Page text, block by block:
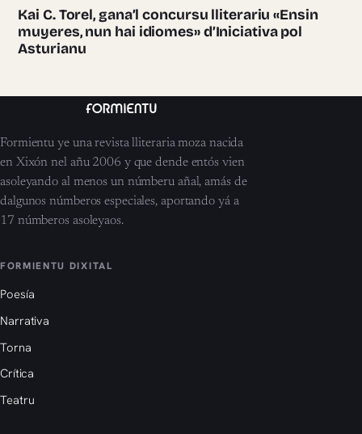
Kai C. Torel, gana’l concursu lliterariu «Ensin
muyeres, nun hai idiomes» d’Iniciativa pol
Asturianu
Formientu ye una revista lliteraria moza nacida
en Xixón nel añu 2006 y que dende entós vien
asoleyando al menos un númberu añal, amás de
dalgunos númberos especiales, aportando yá a
17 númberos asoleyaos.
FORMIENTU DIXITAL
Poesía
Narrativa
Torna
Crítica
Teatru